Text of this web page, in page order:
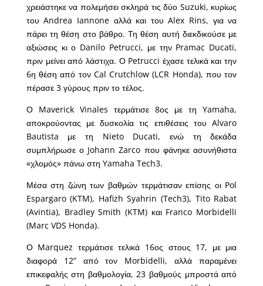
χρειάστηκε να πολεμήσει σκληρά τις δύο Suzuki, κυρίως
του Andrea Iannone αλλά και του Alex Rins, για να
πάρει τη θέση στο βάθρο. Τη θέση αυτή διεκδικούσε με
αξιώσεις κι ο Danilo Petrucci, με την Pramac Ducati,
πριν μείνει από λάστιχα. Ο Petrucci έχασε τελικά και την
6η θέση από τον Cal Crutchlow (LCR Honda), που τον
πέρασε 3 γύρους πριν το τέλος.
Ο Maverick Vinales τερμάτισε 8ος με τη Yamaha,
αποκρούοντας με δυσκολία τις επιθέσεις του Alvaro
Bautista με τη Nieto Ducati, ενώ τη δεκάδα
συμπλήρωσε ο Johann Zarco που φάνηκε ασυνήθιστα
«χλομός» πάνω στη Yamaha Tech3.
Μέσα στη ζώνη των βαθμών τερμάτισαν επίσης οι Pol
Espargaro (KTM), Hafizh Syahrin (Tech3), Tito Rabat
(Avintia), Bradley Smith (KTM) και Franco Morbidelli
(Marc VDS Honda).
Ο Marquez τερμάτισε τελικά 16ος στους 17, με μια
διαφορά 12” από τον Morbidelli, αλλά παραμένει
επικεφαλής στη βαθμολογία, 23 βαθμούς μπροστά από